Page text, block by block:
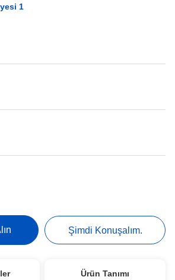
1
Şimdi Konuşalım.
Ürün Tanımı